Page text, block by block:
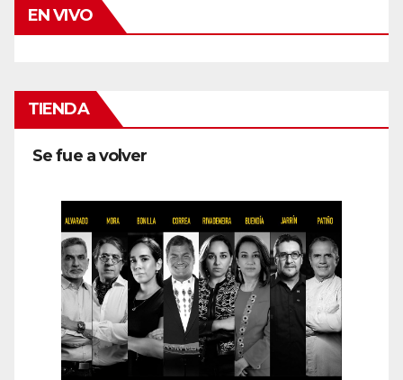
EN VIVO
TIENDA
Se fue a volver